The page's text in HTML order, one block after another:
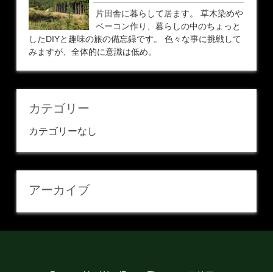
片田舎に暮らして居ます。 草木染めや
ベーコン作り、暮らしの中のちょっと
したDIYと趣味の旅の備忘録です。 色々な事に挑戦して
みますが、全体的に意識は低め。
カテゴリー
カテゴリーなし
アーカイブ